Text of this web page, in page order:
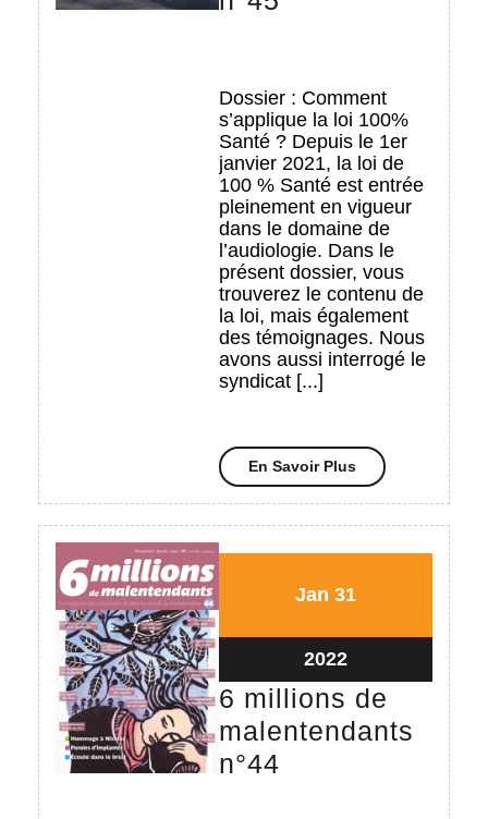
malentendants
n°45
Dossier : Comment
s’applique la loi 100%
Santé ? Depuis le 1er
janvier 2021, la loi de
100 % Santé est entrée
pleinement en vigueur
dans le domaine de
l’audiologie. Dans le
présent dossier, vous
trouverez le contenu de
la loi, mais également
des témoignages. Nous
avons aussi interrogé le
syndicat [...]
En Savoir PlusEn
Savoir
Jan 31/01/2022
31 31/01/2022
2022
6 millions de
malentendants
n°44